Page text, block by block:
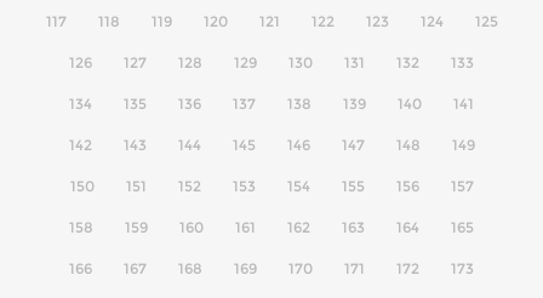
117 118 119 120 121 122 123 124 125
126 127 128 129 130 131 132 133
134 135 136 137 138 139 140 141
142 143 144 145 146 147 148 149
150 151 152 153 154 155 156 157
158 159 160 161 162 163 164 165
166 167 168 169 170 171 172 173